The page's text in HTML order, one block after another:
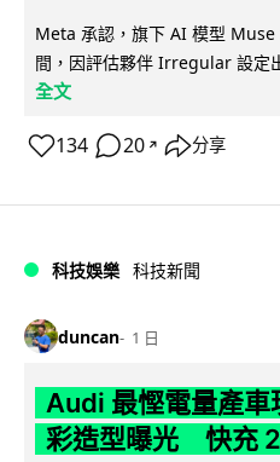
Meta 承認，旗下 AI 模型
間，因評估夥伴 Irregular 設定
全文
134 20 ↗ 分享
科技娛樂 科技新聞
duncan 1 日
Audi 最慳電量產
彩造型曝光 快充